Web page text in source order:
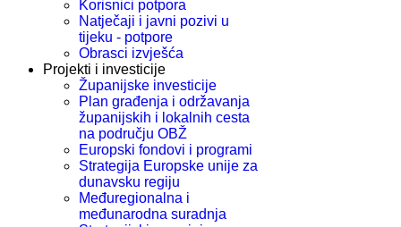
Korisnici potpora
Natječaji i javni pozivi u
tijeku - potpore
Obrasci izvješća
Projekti i investicije
Županijske investicije
Plan građenja i održavanja
županijskih i lokalnih cesta
na području OBŽ
Europski fondovi i programi
Strategija Europske unije za
dunavsku regiju
Međuregionalna i
međunarodna suradnja